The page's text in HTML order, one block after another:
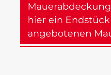
hier ein
angebotenen